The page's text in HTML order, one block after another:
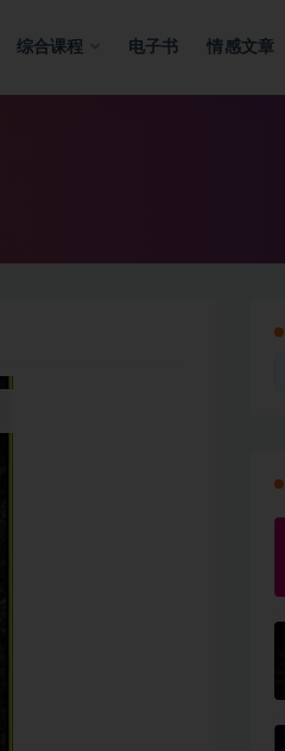
综合课程 电子书 情感文章